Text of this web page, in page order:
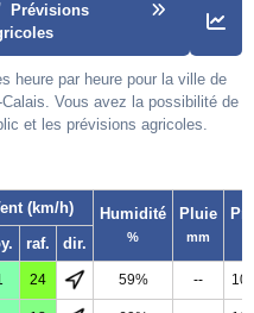
Prévisions
heure par heure pour la ville de
Vous avez la possibilité de
et les prévisions agricoles.
(km/h) Humidité
%
Pluie
mm
raf. dir.
24 59% --